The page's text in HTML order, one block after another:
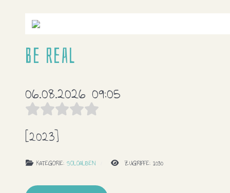
Be real
06.08.2026 09:05
[2023]
KATEGORIE: SOLOALBEN ZUGRIFFE: 1030